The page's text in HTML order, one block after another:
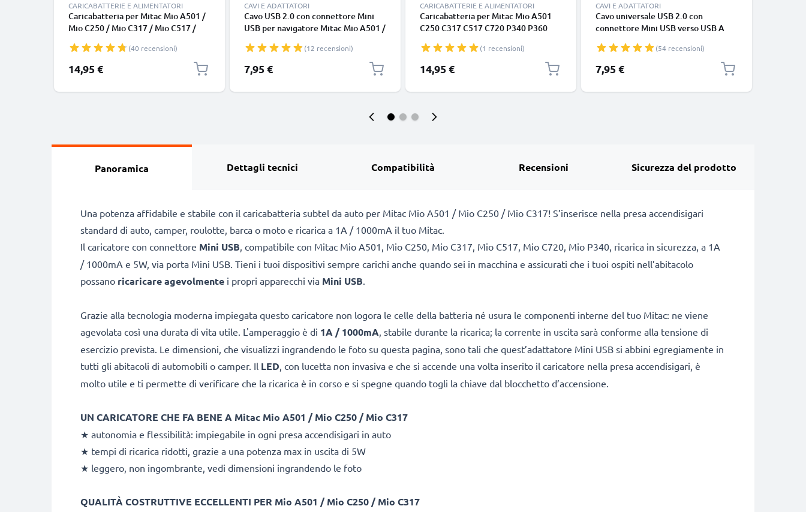
CARICABATTERIE E ALIMENTATORI
Caricabatteria per Mitac Mio A501 /
Mio C250 / Mio C317 / Mio C517 /
Mio P560, 5W 1A / 1000mA
Caricatore 1.1m con spina europea
(40 recensioni)
14,95 €
CAVI E ADATTATORI
Cavo USB 2.0 con connettore Mini
USB per navigatore Mitac Mio A501 /
Mio C720 / Mio P340 1m cavetto dati
& ricarica 1A in PVC nero
(12 recensioni)
7,95 €
CARICABATTERIE E ALIMENTATORI
Caricabatteria per Mitac Mio A501
C250 C317 C517 C720 P340 P360
1.2m con spina europea
(1 recensioni)
14,95 €
CAVI E ADATTATORI
Cavo universale USB 2.0 con
connettore Mini USB verso USB A
nero
(54 recensioni)
7,95 €
Panoramica Dettagli tecnici Compatibilità Recensioni Sicurezza del prodotto
Una potenza affidabile e stabile con il caricabatteria subtel da auto per Mitac Mio A501 / Mio C250 / Mio C317! S’inserisce nella presa accendisigari
standard di auto, camper, roulotte, barca o moto e ricarica a 1A / 1000mA il tuo Mitac.
Il caricatore con connettore Mini USB, compatibile con Mitac Mio A501, Mio C250, Mio C317, Mio C517, Mio C720, Mio P340, ricarica in sicurezza, a 1A
/ 1000mA e 5W, via porta Mini USB. Tieni i tuoi dispositivi sempre carichi anche quando sei in macchina e assicurati che i tuoi ospiti nell’abitacolo
possano ricaricare agevolmente i propri apparecchi via Mini USB.
Grazie alla tecnologia moderna impiegata questo caricatore non logora le celle della batteria né usura le componenti interne del tuo Mitac: ne viene
agevolata così una durata di vita utile. L'amperaggio è di 1A / 1000mA, stabile durante la ricarica; la corrente in uscita sarà conforme alla tensione di
esercizio prevista. Le dimensioni, che visualizzi ingrandendo le foto su questa pagina, sono tali che quest’adattatore Mini USB si abbini egregiamente in
tutti gli abitacoli di automobili o camper. Il LED, con lucetta non invasiva e che si accende una volta inserito il caricatore nella presa accendisigari, è
molto utile e ti permette di verificare che la ricarica è in corso e si spegne quando togli la chiave dal blocchetto d’accensione.
UN CARICATORE CHE FA BENE A Mitac Mio A501 / Mio C250 / Mio C317
★ autonomia e flessibilità: impiegabile in ogni presa accendisigari in auto
★ tempi di ricarica ridotti, grazie a una potenza max in uscita di 5W
★ leggero, non ingombrante, vedi dimensioni ingrandendo le foto
QUALITÀ COSTRUTTIVE ECCELLENTI PER Mio A501 / Mio C250 / Mio C317